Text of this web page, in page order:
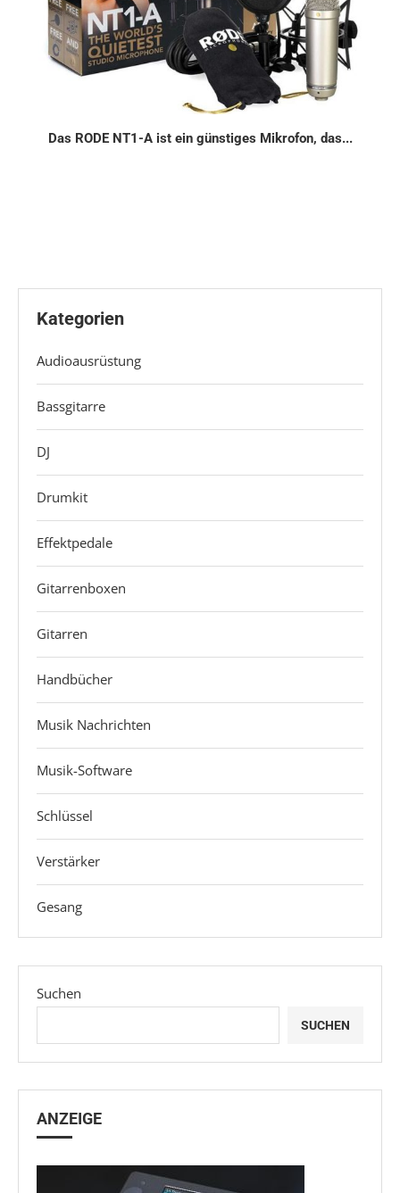
Das RODE NT1-A ist ein günstiges Mikrofon, das...
Suchen
SUCHEN
ANZEIGE
Kategorien
Audioausrüstung
Bassgitarre
DJ
Drumkit
Effektpedale
Gitarrenboxen
Gitarren
Handbücher
Musik Nachrichten
Musik-Software
Schlüssel
Verstärker
Gesang